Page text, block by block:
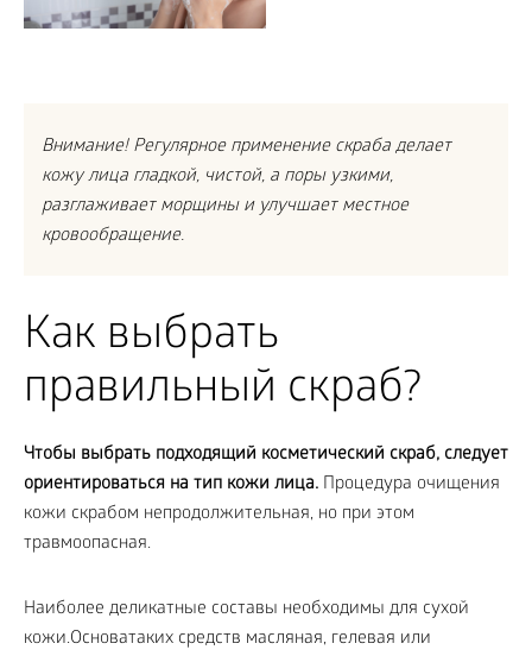
Внимание! Регулярное применение скраба делает
кожу лица гладкой, чистой, а поры узкими,
разглаживает морщины и улучшает местное
кровообращение.
Как выбрать
правильный скраб?
Чтобы выбрать подходящий косметический скраб, следует
ориентироваться на тип кожи лица. Процедура очищения
кожи скрабом непродолжительная, но при этом
травмоопасная.
Наиболее деликатные составы необходимы для сухой
кожи.Основатаких средств масляная, гелевая или